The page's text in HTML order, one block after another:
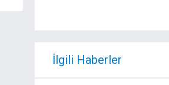
İlgili Haberler